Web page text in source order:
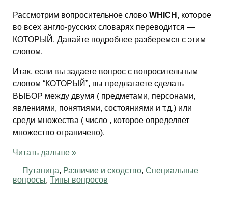
Рассмотрим вопросительное слово WHICH, которое
во всех англо-русских словарях переводится —
КОТОРЫЙ. Давайте подробнее разберемся с этим
словом.
Итак, если вы задаете вопрос с вопросительным
словом “КОТОРЫЙ”, вы предлагаете сделать
ВЫБОР между двумя ( предметами, персонами,
явлениями, понятиями, состояниями и т.д.) или
среди множества ( число , которое определяет
множество ограничено).
Читать дальше »
Путаница, Различие и сходство, Специальные
вопросы, Типы вопросов